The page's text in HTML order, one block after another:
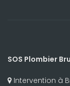
SOS Plombier
Intervention à